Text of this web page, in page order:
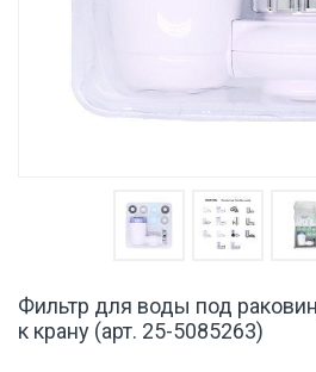
Фильтр для воды под
к крану (арт. 25-5085263)